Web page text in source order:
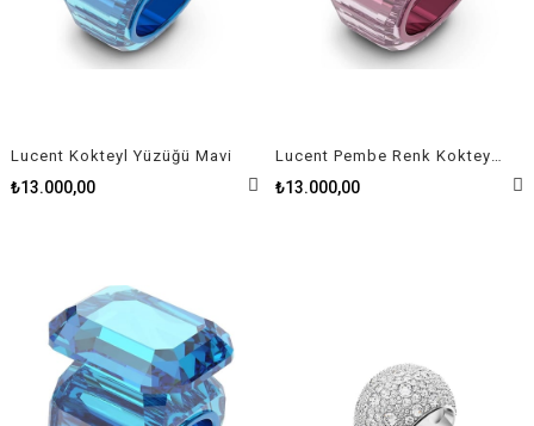
Lucent Kokteyl Yüzüğü Mavi
₺13.000,00 ₺13.000,00